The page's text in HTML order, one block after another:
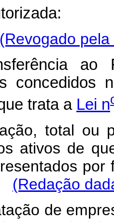
(Revogado
ao
concedidos
trata a Lei n
total ou
ativos de
por
(Redação
de